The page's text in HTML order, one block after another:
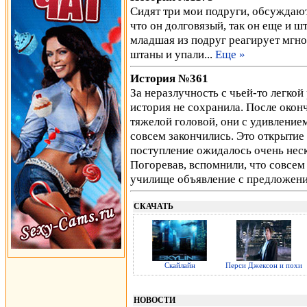
Сидят три мои подруги,
что он долговязый, так он еще и
младшая из подруг реагирует
штаны и упали... Еще »
История №361
За неразлучность с чьей-то
история не сохранила. После
тяжелой головой, они с
совсем закончились. Это
поступление ожидалось очень
Погоревав, вспомнили, что
училище объявление с
СКАЧАТЬ
Скайлайн Перси Джексон и похи
НОВОСТИ